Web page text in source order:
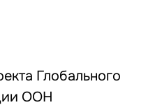
Глобального
ООН